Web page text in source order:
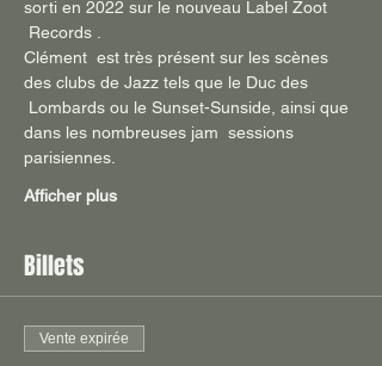
sorti en 2022 sur le nouveau Label Zoot
Records .
Clément  est très présent sur les scènes
des clubs de Jazz tels que le Duc des
Lombards ou le Sunset-Sunside, ainsi que
dans les nombreuses jam  sessions
parisiennes.
Afficher plus
Billets
Vente expirée